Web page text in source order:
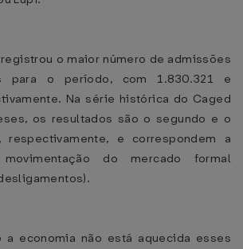
o maior número de admissões
para o período, com 1.830.321 e
Na série histórica do Caged
os resultados são o segundo e o
respectivamente, e correspondem a
do mercado formal
a economia não está aquecida esses